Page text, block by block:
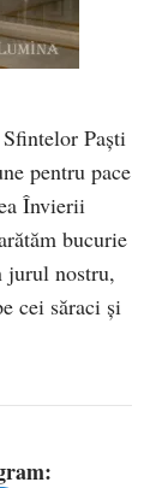
Paști
pentru pace
Învierii
bucurie
jurul nostru,
cei săraci şi